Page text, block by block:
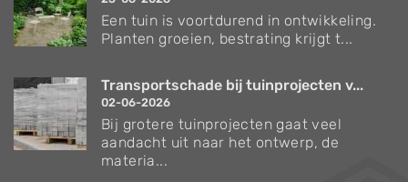
Een tuin is voortdurend in ontwikkeling.
Planten groeien, bestrating krijgt t...
Transportschade bij tuinprojecten v...
02-06-2026
Bij grotere tuinprojecten gaat veel
aandacht uit naar het ontwerp, de
materia...